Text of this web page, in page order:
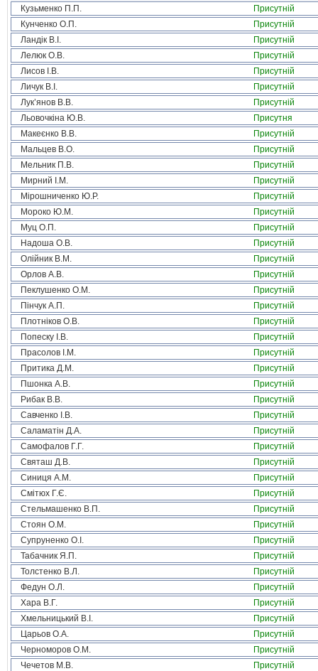
Кузьменко П.П.
Присутній
Кунченко О.П.
Присутній
Ландік В.І.
Присутній
Лелюк О.В.
Присутній
Лисов І.В.
Присутній
Личук В.І.
Присутній
Лук’янов В.В.
Присутній
Льовочкіна Ю.В.
Присутня
Макеєнко В.В.
Присутній
Мальцев В.О.
Присутній
Мельник П.В.
Присутній
Мирний І.М.
Присутній
Мірошниченко Ю.Р.
Присутній
Мороко Ю.М.
Присутній
Муц О.П.
Присутній
Надоша О.В.
Присутній
Олійник В.М.
Присутній
Орлов А.В.
Присутній
Пеклушенко О.М.
Присутній
Пінчук А.П.
Присутній
Плотніков О.В.
Присутній
Попеску І.В.
Присутній
Прасолов І.М.
Присутній
Притика Д.М.
Присутній
Пшонка А.В.
Присутній
Рибак В.В.
Присутній
Савченко І.В.
Присутній
Саламатін Д.А.
Присутній
Самофалов Г.Г.
Присутній
Святаш Д.В.
Присутній
Синиця А.М.
Присутній
Смітюх Г.Є.
Присутній
Стельмашенко В.П.
Присутній
Стоян О.М.
Присутній
Супруненко О.І.
Присутній
Табачник Я.П.
Присутній
Толстенко В.Л.
Присутній
Федун О.Л.
Присутній
Хара В.Г.
Присутній
Хмельницький В.І.
Присутній
Царьов О.А.
Присутній
Черноморов О.М.
Присутній
Чечетов М.В.
Присутній